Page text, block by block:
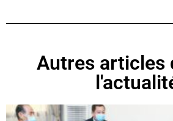
Autres articles